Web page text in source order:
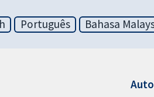
Português Bahasa